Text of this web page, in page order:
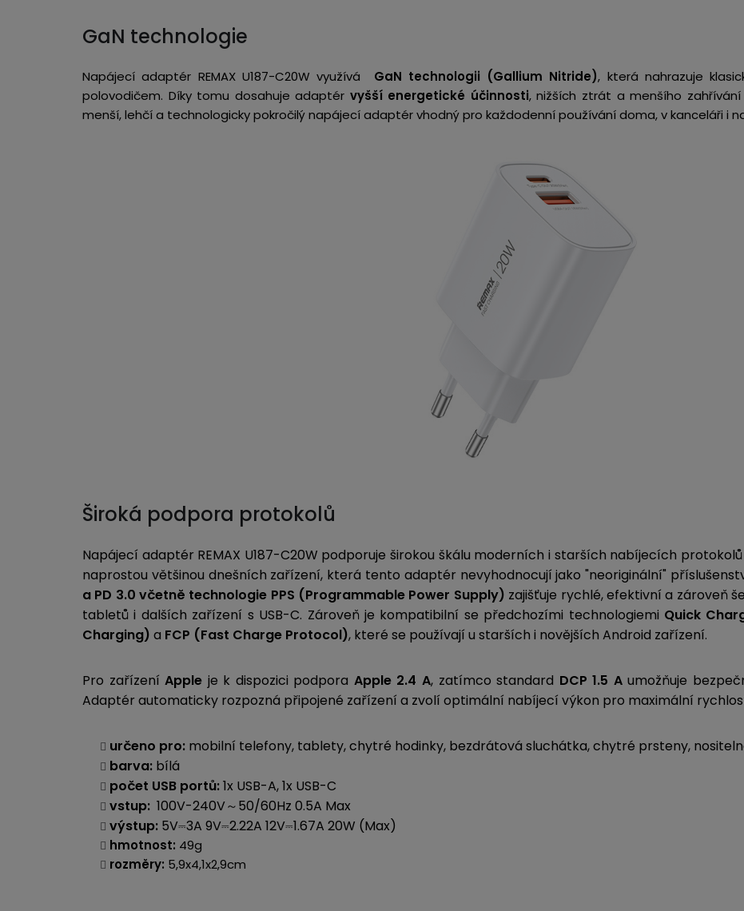
GaN technologie
Napájecí adaptér REMAX U187-C20W využívá GaN technologii (Gallium Nitride), která nahrazuje
polovodičem. Díky tomu dosahuje adaptér vyšší energetické účinnosti, nižších ztrát a menšího
menší, lehčí a technologicky pokročilý napájecí adaptér vhodný pro každodenní používání doma, v kanceláři i
Široká podpora protokolů
Napájecí adaptér REMAX U187-C20W podporuje širokou škálu moderních i starších nabíjecích
naprostou většinou dnešních zařízení, která tento adaptér nevyhodnocují jako "neoriginální"
a PD 3.0 včetně technologie PPS (Programmable Power Supply) zajišťuje rychlé, efektivní a zároveň
tabletů i dalších zařízení s USB-C. Zároveň je kompatibilní se předchozími technologiemi Quick
Charging) a FCP (Fast Charge Protocol), které se používají u starších i novějších Android zařízení.
Pro zařízeníApple je k dispozici podpora Apple 2.4 A, zatímco standard DCP 1.5 Aumožňuje
Adaptér automaticky rozpozná připojené zařízení a zvolí optimální nabíjecí výkon pro maximální
určeno pro: mobilní telefony, tablety, chytré hodinky, bezdrátová sluchátka, chytré prsteny,
barva: bílá
počet USB portů:1x USB-A, 1x USB-C
vstup: 100V-240V～50/60Hz 0.5A Max
výstup: 5V⎓3A 9V⎓2.22A 12V⎓1.67A 20W (Max)
hmotnost: 49g
rozměry: 5,9x4,1x2,9cm